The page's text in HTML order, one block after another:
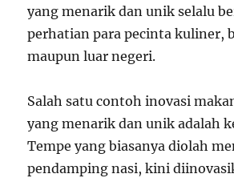
yang menarik dan unik selalu
perhatian para pecinta kuliner,
maupun luar negeri.
Salah satu contoh inovasi
yang menarik dan unik adalah
Tempe yang biasanya diolah
pendamping nasi, kini